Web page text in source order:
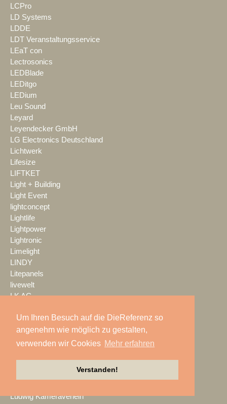
Um Ihren Besuch auf die DieReferenz so
angenehm wie möglich zu gestalten,
verwenden wir Cookies Mehr erfahren
Verstanden!
LCPro
LD Systems
LDDE
LDT Veranstaltungsservice
LEaT con
Lectrosonics
LEDBlade
LEDitgo
LEDium
Leu Sound
Leyard
Leyendecker GmbH
LG Electronics Deutschland
Lichtwerk
Lifesize
LIFTKET
Light + Building
Light Event
lightconcept
Lightlife
Lightpower
Lightronic
Limelight
LINDY
Litepanels
livewelt
LK AG
LMP Pyrotechnik
LOGIC media solutions
Look Solutions
Ludwig Kameraverleih